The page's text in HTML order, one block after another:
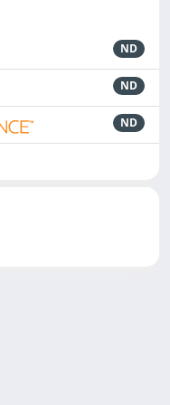
ND
ND
ND